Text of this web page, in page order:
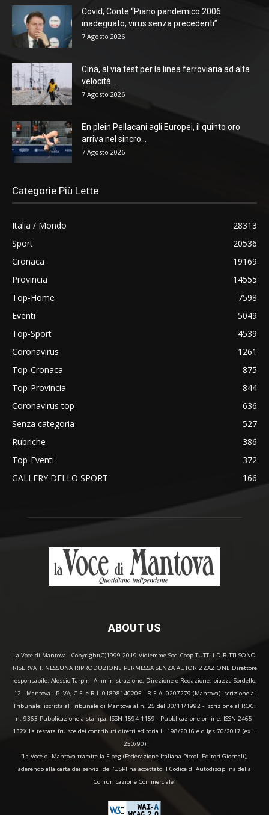
Covid, Conte “Piano pandemico 2006
inadeguato, virus senza precedenti”
7 Agosto 2026
Cina, al via test per la linea ferroviaria ad alta
velocità...
7 Agosto 2026
En plein Pellacani agli Europei, il quinto oro
arriva nel sincro...
7 Agosto 2026
Categorie Più Lette
Italia / Mondo
28313
Sport
20536
Cronaca
19169
Provincia
14555
Top-Home
7598
Eventi
5049
Top-Sport
4539
Coronavirus
1261
Top-Cronaca
875
Top-Provincia
844
Coronavirus top
636
Senza categoria
527
Rubriche
386
Top-Eventi
372
GALLERY DELLO SPORT
166
ABOUT US
La Voce di Mantova - Copyright(C)1999-2019 Vidiemme Soc. Coop TUTTI I DIRITTI SONO
RISERVATI. NESSUNA RIPRODUZIONE PERMESSA SENZA AUTORIZZAZIONE Direttore
responsabile: Alessio Tarpini Amministrazione, Direzione e Redazione: piazza Sordello,
12 - Mantova - P.IVA, C.F. e R.I. 01898140205 - R.E.A. 0207279 (Mantova) iscrizione al
Tribunale: iscritta al Tribunale di Mantova al n. 25 del 30/11/1992 - iscrizione al ROC:
n. 9363 Pubblicazione a stampa: ISSN 1594-1159 - Pubblicazione online: ISSN 2465-
132X La testata fruisce dei contributi diretti editoria L. 198/2016 e d.lgs 70/2017 (ex L.
250/90)
“La Voce di Mantova tramite la Fipeg (Federazione Italiana Piccoli Editori Giornali),
aderendo alla carta dei servizi dell'USPI ha accettato il Codice di Autodisciplina della
Comunicazione Commerciale"